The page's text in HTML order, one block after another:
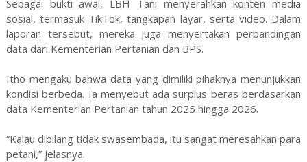
Sebagai bukti awal, LBH Tani menyerahkan konten media
sosial, termasuk TikTok, tangkapan layar, serta video. Dalam
laporan tersebut, mereka juga menyertakan perbandingan
data dari Kementerian Pertanian dan BPS.
Itho mengaku bahwa data yang dimiliki pihaknya menunjukkan
kondisi berbeda. Ia menyebut ada surplus beras berdasarkan
data Kementerian Pertanian tahun 2025 hingga 2026.
“Kalau dibilang tidak swasembada, itu sangat meresahkan para
petani,” jelasnya.